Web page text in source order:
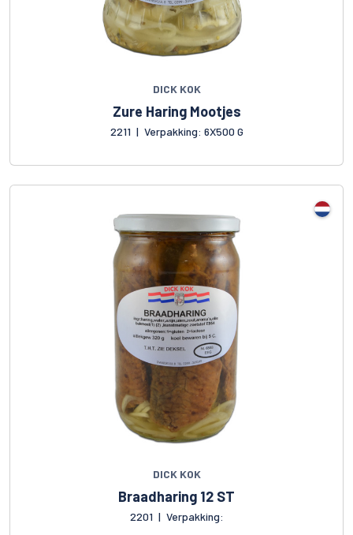
DICK KOK
Zure Haring Mootjes
2211 | Verpakking: 6X500 G
DICK KOK
Braadharing 12 ST
2201 | Verpakking: